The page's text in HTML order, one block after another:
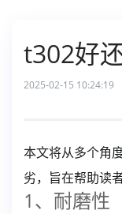
t302好
2025-02-15 10:24:19
本文将从多个角
劣，旨在帮助读
1、耐磨性